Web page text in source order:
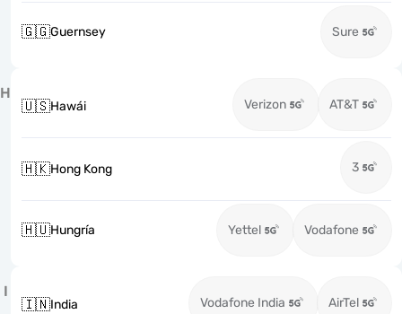
🇬🇬Guernsey Sure
H
🇺🇸Hawái Verizon AT&T
🇭🇰Hong Kong 3
🇭🇺Hungría Yettel Vodafone
I
🇮🇳India Vodafone India AirTel